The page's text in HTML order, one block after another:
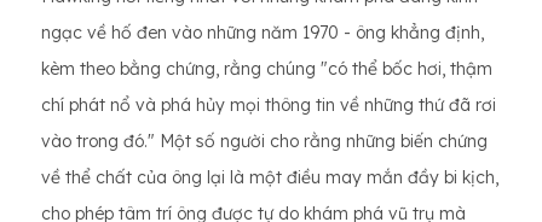
ngạc về hố đen vào những năm 1970 - ông khẳng định,
kèm theo bằng chứng, rằng chúng "có thể bốc hơi, thậm
chí phát nổ và phá hủy mọi thông tin về những thứ đã rơi
vào trong đó." Một số người cho rằng những biến chứng
về thể chất của ông lại là một điều may mắn đầy bi kịch,
cho phép tâm trí ông được tự do khám phá vũ trụ mà